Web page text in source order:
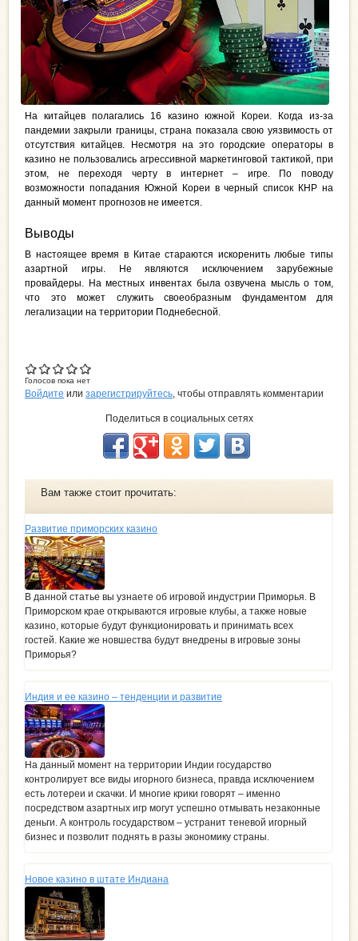
На китайцев полагались 16 казино южной Кореи. Когда из-за
пандемии закрыли границы, страна показала свою уязвимость от
отсутствия китайцев. Несмотря на это городские операторы в
казино не пользовались агрессивной маркетинговой тактикой, при
этом, не переходя черту в интернет – игре. По поводу
возможности попадания Южной Кореи в черный список КНР на
данный момент прогнозов не имеется.
Выводы
В настоящее время в Китае стараются искоренить любые типы
азартной игры. Не являются исключением зарубежные
провайдеры. На местных инвентах была озвучена мысль о том,
что это может служить своеобразным фундаментом для
легализации на территории Поднебесной.
Голосов пока нет
Войдите или зарегистрируйтесь , чтобы отправлять комментарии
Поделиться в социальных сетях
Вам также стоит прочитать:
Развитие приморских казино
В данной статье вы узнаете об игровой индустрии Приморья. В
Приморском крае открываются игровые клубы, а также новые
казино, которые будут функционировать и принимать всех
гостей. Какие же новшества будут внедрены в игровые зоны
Приморья?
Индия и ее казино – тенденции и развитие
На данный момент на территории Индии государство
контролирует все виды игорного бизнеса, правда исключением
есть лотереи и скачки. И многие крики говорят – именно
посредством азартных игр могут успешно отмывать незаконные
деньги. А контроль государством – устранит теневой игорный
бизнес и позволит поднять в разы экономику страны.
Новое казино в штате Индиана